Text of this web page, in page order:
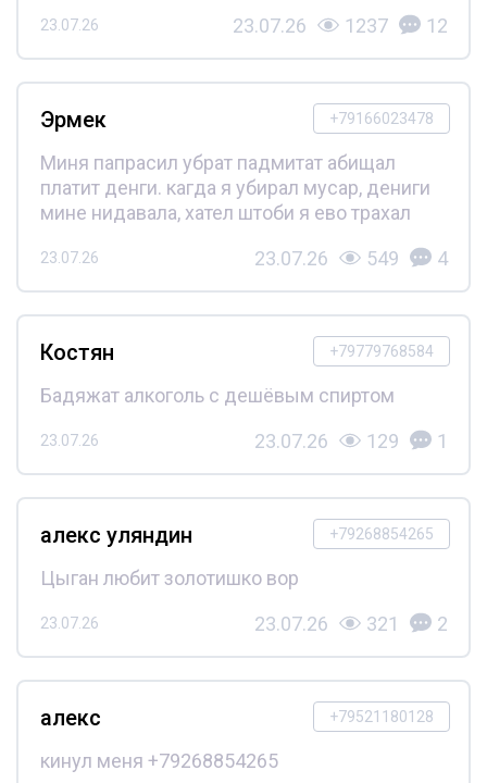
23.07.26 23.07.26 1237 12
+79166023478
Эрмек
Миня папрасил убрат падмитат абищал
платит денги. кагда я убирал мусар, дениги
мине нидавала, хател штоби я ево трахал
23.07.26 23.07.26 549 4
+79779768584
Костян
Бадяжат алкоголь с дешёвым спиртом
23.07.26 23.07.26 129 1
+79268854265
алекс уляндин
Цыган любит золотишко вор
23.07.26 23.07.26 321 2
+79521180128
алекс
кинул меня +79268854265